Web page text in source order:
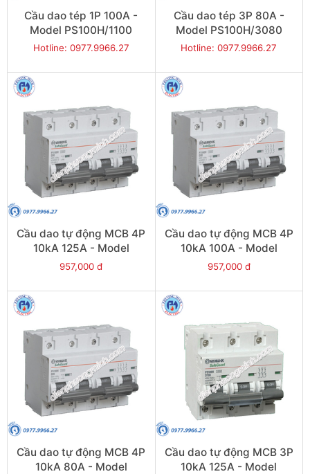
Cầu dao tép 1P 100A -
Model PS100H/1100
Hotline: 0977.9966.27
Cầu dao tép 3P 80A -
Model PS100H/3080
Hotline: 0977.9966.27
Cầu dao tự động MCB 4P
10kA 125A - Model
PS100H/4/D125
957,000 đ
Cầu dao tự động MCB 4P
10kA 100A - Model
PS100H/4/D100
957,000 đ
Cầu dao tự động MCB 4P
10kA 80A - Model
Cầu dao tự động MCB 3P
10kA 125A - Model